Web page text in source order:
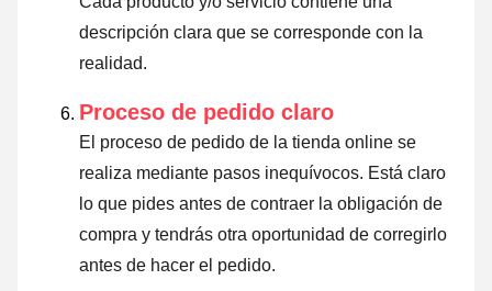
descripción clara que se corresponde con la
realidad.
Proceso de pedido claro
El proceso de pedido de la tienda online se
realiza mediante pasos inequívocos. Está claro
lo que pides antes de contraer la obligación de
compra y tendrás otra oportunidad de corregirlo
antes de hacer el pedido.